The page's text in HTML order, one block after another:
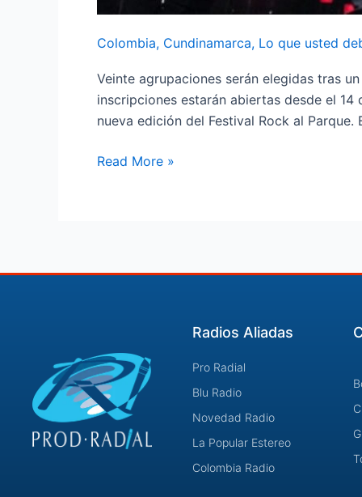
Colombia, Cundinamarca, Lo que usted
Veinte agrupaciones serán elegidas tras
inscripciones estarán abiertas desde el 14
nueva edición del Festival Rock al
Read More »
Radios Aliadas
Pro Radial
Blu Radio
Novedad Radio
La Popular Estereo
Colombia Radio